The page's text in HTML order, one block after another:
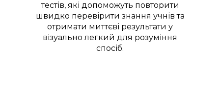
тестів, які допоможуть повторити
швидко перевірити знання учнів та
отримати миттєві результати у
візуально легкий для розуміння
спосіб.